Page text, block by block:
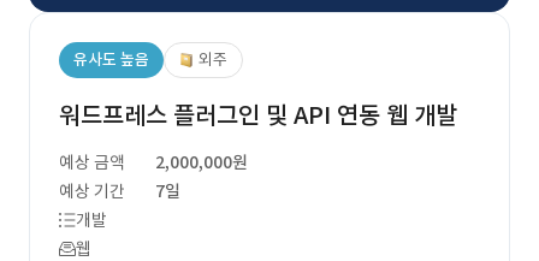
유사도 높음 외주
워드프레스 플러그인 및 API 연동 웹 개발
예상 금액
2,000,000원
예상 기간
7일
개발
웹